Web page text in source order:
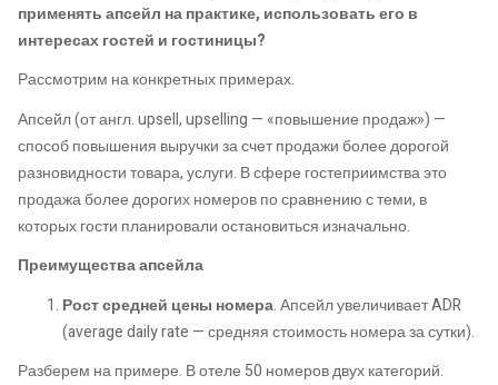
применять апсейл на практике, использовать его в
интересах гостей и гостиницы?
Рассмотрим на конкретных примерах.
Апсейл (от англ. upsell, upselling — «повышение продаж») —
способ повышения выручки за счет продажи более дорогой
разновидности товара, услуги. В сфере гостеприимства это
продажа более дорогих номеров по сравнению с теми, в
которых гости планировали остановиться изначально.
Преимущества апсейла
Ростсредней цены номера. Апсейл увеличивает ADR
(average daily rate — средняя стоимость номера за сутки).
Разберем на примере. В отеле 50 номеров двух категорий.